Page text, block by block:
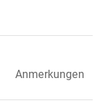
Anmerkungen